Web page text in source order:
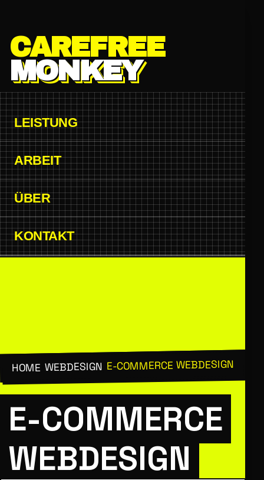
CAREFREE
MONKEY
LEISTUNG
ARBEIT
ÜBER
KONTAKT
HOME /WEBDESIGN E-COMMERCE WEBDESIGN
E-COMMERCE
WEBDESIGN